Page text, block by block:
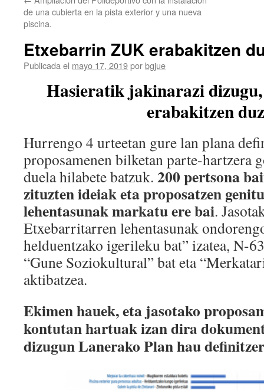
de una cubierta en la pista exterior y una nueva
piscina.
Etxebarrin ZUK erabakitzen
Publicada el mayo 17, 2019porbgjue
Hasieratik jakinarazi
erabakitzen
Hurrengo 4 urteetan gure lan plana
proposamenen bilketan parte-hartzera
duela hilabete batzuk. 200 pertsona
zituzten ideiak eta proposatzen
lehentasunak markatu ere bai.
Etxebarritarren lehentasunak
helduentzako igerileku bat” izatea, N-
“Gune Soziokultural” bat eta
aktibatzea.
Ekimen hauek, eta jasotako
kontutan hartuak izan dira
dizugun Lanerako Plan hau